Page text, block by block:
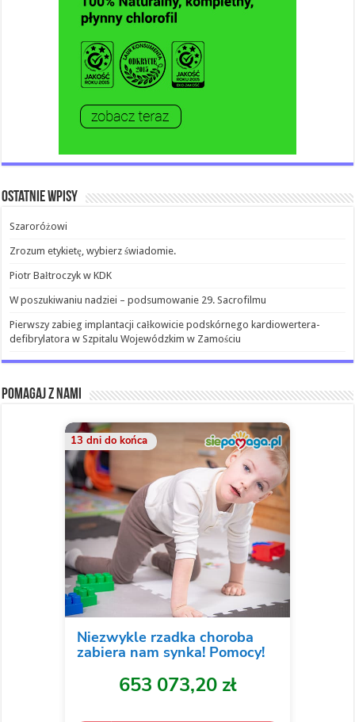
Ostatnie wpisy
Szaroróżowi
Zrozum etykietę, wybierz świadomie.
Piotr Bałtroczyk w KDK
W poszukiwaniu nadziei – podsumowanie 29. Sacrofilmu
Pierwszy zabieg implantacji całkowicie podskórnego kardiowertera-
defibrylatora w Szpitalu Wojewódzkim w Zamościu
Pomagaj z nami